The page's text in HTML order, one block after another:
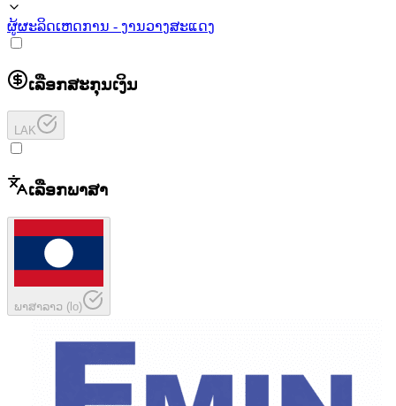
ຜູ້ຜະລິດເຫດການ - ງານວາງສະແດງ
ເລືອກສະກຸນເງິນ
LAK
ເລືອກພາສາ
ພາສາລາວ (lo)